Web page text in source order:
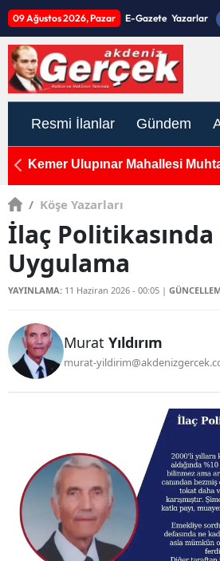
09 Ağustos 2026, Pazar E-Gazete Yazarlar
Resmi İlanlar Gündem
Kemer Ulupınar Mahallesi
/ Köşe Yazarları
İlaç
Uygulama
YAYINLAMA: 11 Haziran 2026 - 00:05 |
Murat Yıldırım
murat-